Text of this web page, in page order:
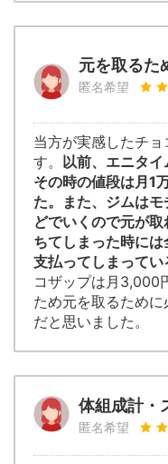
元を取るた
匿名希望
当方が実感したチ
す。 以前、エニタイ
その時の値段は月1
た。また、ジムは
どでいくので元が
ちてしまった時に
支払ってしまってい
コザップは月3,000
ため元を取るため
だと思いました。
体組成計・
匿名希望